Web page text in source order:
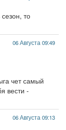
то
06 Августа 09:49
чет самый
вести -
06 Августа 09:13